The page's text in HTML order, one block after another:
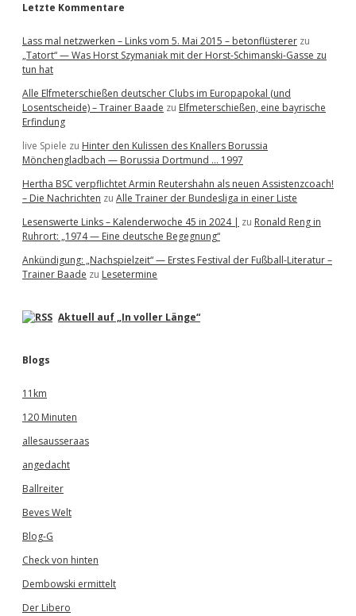
Letzte Kommentare
Lass mal netzwerken – Links vom 5. Mai 2015 – betonflüsterer zu
„Tatort“ — Was Horst Szymaniak mit der Horst-Schimanski-Gasse zu
tun hat
Alle Elfmeterschießen deutscher Clubs im Europapokal (und
Losentscheide) – Trainer Baade zu Elfmeterschießen, eine bayrische
Erfindung
live Spiele zu Hinter den Kulissen des Knallers Borussia
Mönchengladbach — Borussia Dortmund … 1997
Hertha BSC verpflichtet Armin Reutershahn als neuen Assistenzcoach!
– Die Nachrichten zu Alle Trainer der Bundesliga in einer Liste
Lesenswerte Links – Kalenderwoche 45 in 2024 | zu Ronald Reng in
Ruhrort: „1974 — Eine deutsche Begegnung“
Ankündigung: „Nachspielzeit“ — Erstes Festival der Fußball-Literatur –
Trainer Baade zu Lesetermine
Aktuell auf „In voller Länge“
Blogs
11km
120 Minuten
allesausseraas
angedacht
Ballreiter
Beves Welt
Blog-G
Check von hinten
Dembowski ermittelt
Der Libero